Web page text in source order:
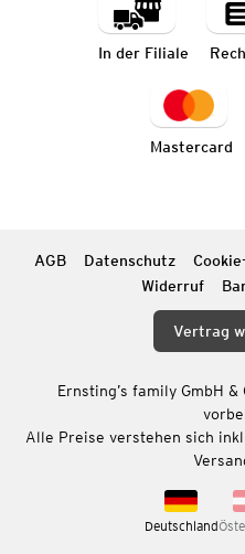
In der Filiale
Mastercard
AGB Datenschutz
Widerruf
Vertrag
Ernsting’s family GmbH
Alle Preise verstehen sich
Deutschland